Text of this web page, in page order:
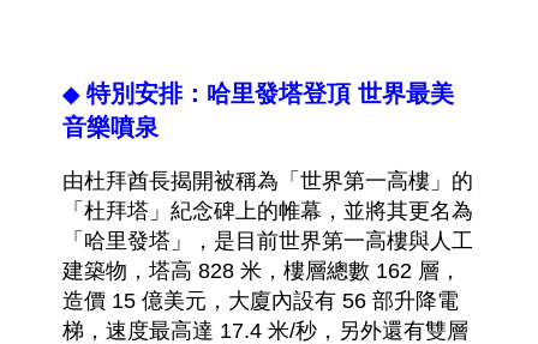
◆特別安排： 哈里發塔登頂 世界最美
音樂噴泉
由杜拜酋長揭開被稱為「世界第一高樓」的
「杜拜塔 」紀念碑上的帷幕，並將其更名為
「 哈里發塔 」
，是目前世界第一高樓與人工
建築物，塔高 828 米，樓層總數 162 層，
造價 15 億美元，大廈內設有 56 部升降電
梯，速度最高達 17.4 米/秒，另外還有雙層